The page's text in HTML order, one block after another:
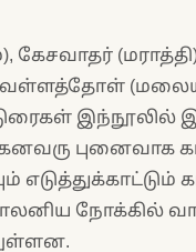
வள்ளத்தோள்
புனைவாக
எடுத்துக்காட்டும்
நோக்கில்